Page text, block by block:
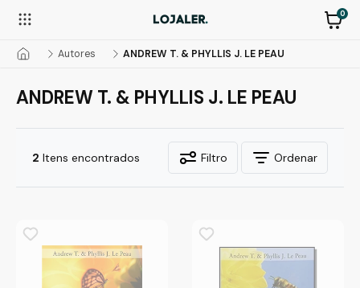
0
Autores ANDREW T. & PHYLLIS J. LE PEAU
ANDREW T. & PHYLLIS J. LE PEAU
2 Itens encontrados Filtro Ordenar